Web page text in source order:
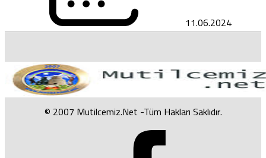
11.06.2024
© 2007 Mutilcemiz.Net -Tüm Hakları Saklıdır.